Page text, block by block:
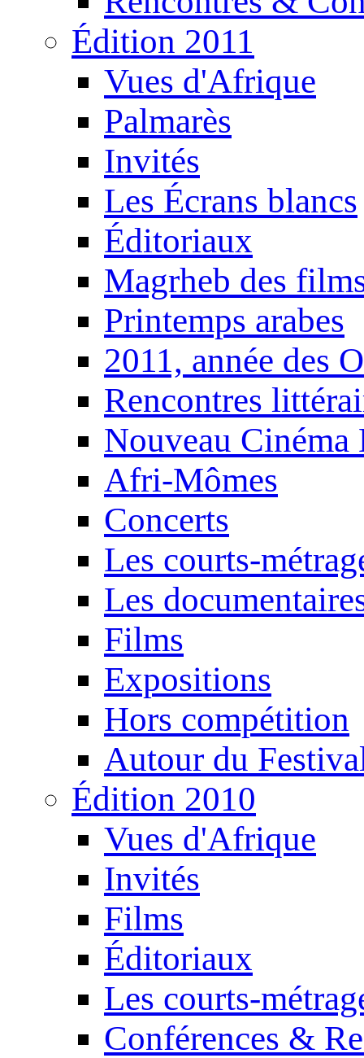
Édition 2011
Vues d'Afrique
Palmarès
Invités
Les Écrans blancs
Éditoriaux
Magrheb des
Printemps arabes
2011, année des
Rencontres
Nouveau Cinéma
Afri-Mômes
Concerts
Les courts-
Les
Films
Expositions
Hors compétition
Autour du
Édition 2010
Vues d'Afrique
Invités
Films
Éditoriaux
Les courts-
Conférences &